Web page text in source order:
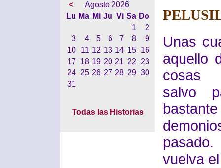
<
Agosto 2026
Lu Ma Mi Ju Vi Sa Do
1
2
3
4 5 6 7 8
9
10
11 12 13 14 15
16
17
18 19 20 21 22
23
24
25 26 27 28 29 30
31
Todas las Historias
Unas
aquello
cosas
salvo
vuelva